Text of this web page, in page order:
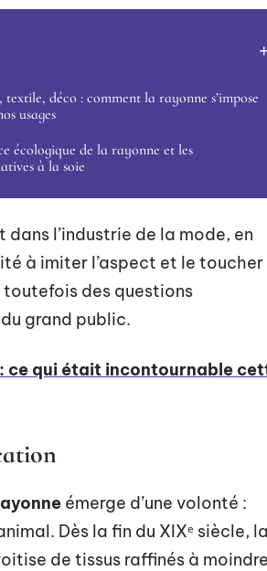
textile, déco : comment la rayonne s’impose
usages
écologique de la rayonne et les
à la soie
l’industrie de la mode, en
à imiter l’aspect et le toucher
des questions
grand public.
ce qui était incontournable
émerge d’une volonté :
Dès la fin du XIXᵉ siècle,
de tissus raffinés à moindre